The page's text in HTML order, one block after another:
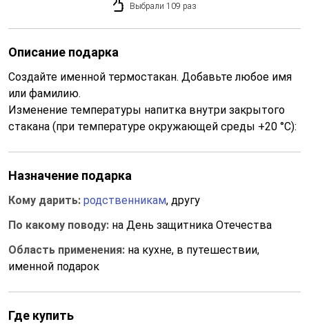
Выбрали 109 раз
Описание подарка
Создайте именной термостакан. Добавьте любое имя
или фамилию.
Изменение температуры напитка внутри закрытого
стакана (при температуре окружающей среды +20 °С):
Назначение подарка
Кому дарить: родственникам, другу
По какому поводу: на День защитника Отечества
Область применения: на кухне, в путешествии,
именной подарок
Где купить